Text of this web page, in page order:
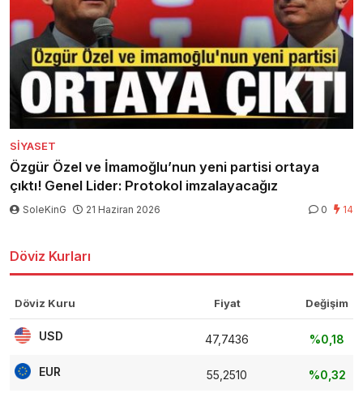
SIYASET
Özgür Özel ve İmamoğlu’nun yeni partisi ortaya
çıktı! Genel Lider: Protokol imzalayacağız
SoleKinG 21 Haziran 2026 0 14
Döviz Kurları
Döviz Kuru Fiyat Değişim
USD 47,7436 %0,18
EUR 55,2510 %0,32